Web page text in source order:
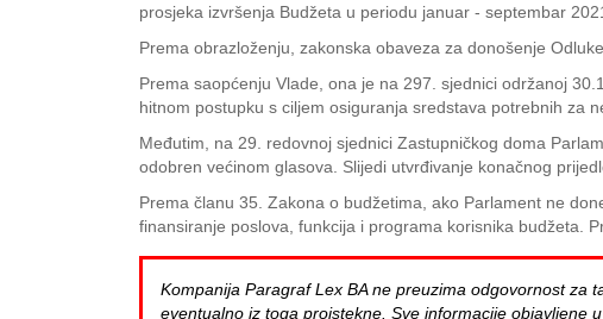
prosjeka izvršenja Budžeta u periodu januar - septembar
Prema obrazloženju, zakonska obaveza za donošenje
Prema saopćenju Vlade, ona je na 297. sjednici održanoj
hitnom postupku s ciljem osiguranja sredstava potrebnih za
Međutim, na 29. redovnoj sjednici Zastupničkog doma
odobren većinom glasova. Slijedi utvrđivanje konačnog
Prema članu 35. Zakona o budžetima, ako Parlament ne
finansiranje poslova, funkcija i programa korisnika budžeta.
Kompanija Paragraf Lex BA ne preuzima odgovornost za
eventualno iz toga proistekne. Sve informacije objavljene